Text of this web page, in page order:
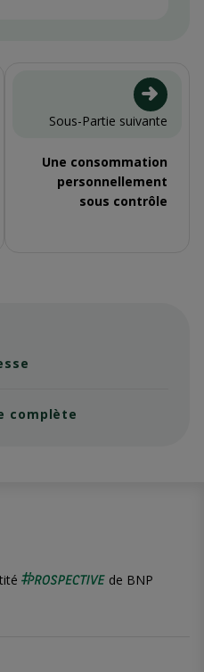
Sous-Partie suivante
Une consommation
personnellement
sous contrôle
complète
de BNP